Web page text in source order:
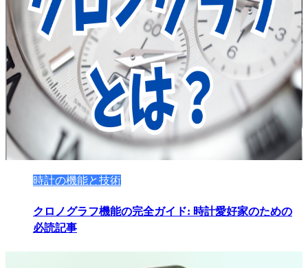
時計の機能と技術
クロノグラフ機能の完全ガイド: 時計愛好家のための
必読記事